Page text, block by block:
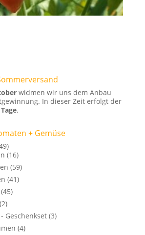
widmen wir uns dem Anbau
In dieser Zeit erfolgt der
.
+ Gemüse
(16)
(59)
(41)
(45)
(2)
Geschenkset (3)
(4)